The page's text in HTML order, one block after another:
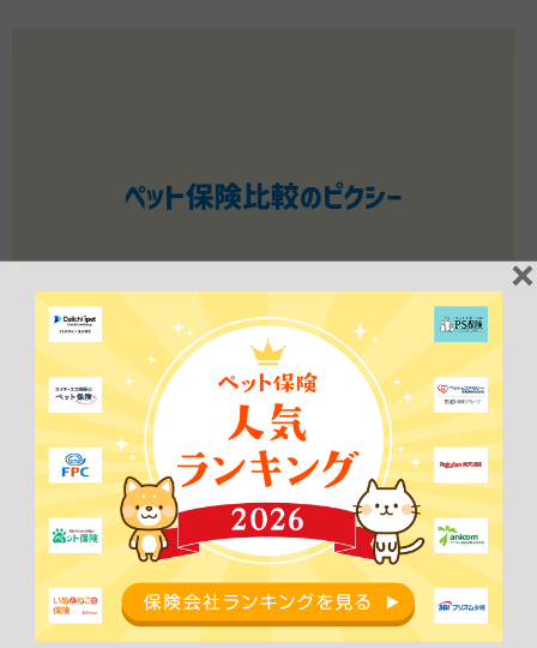
2026年06月25日
NEWS
【いつまでも楽しく暮らすために、ねこの健康をかんが
える！様】から当サイトをご紹介いただきました！